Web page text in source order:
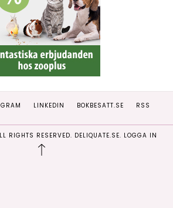
LINKEDIN BOKBESATT.SE RSS
RIGHTS RESERVED. DELIQUATE.SE. LOGGA IN